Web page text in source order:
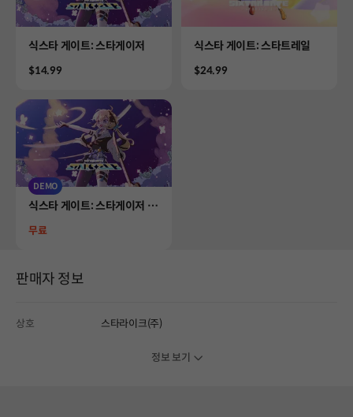
Product
식스타 게이트: 스타게이저
Price
$14.99
Product
식스타 게이트: 스타트레일
Price
$24.99
DEMO
Product
식스타 게이트: 스타게이저 D
Price
무료
판매자 정보
상호 스타라이크(주)
정보 보기